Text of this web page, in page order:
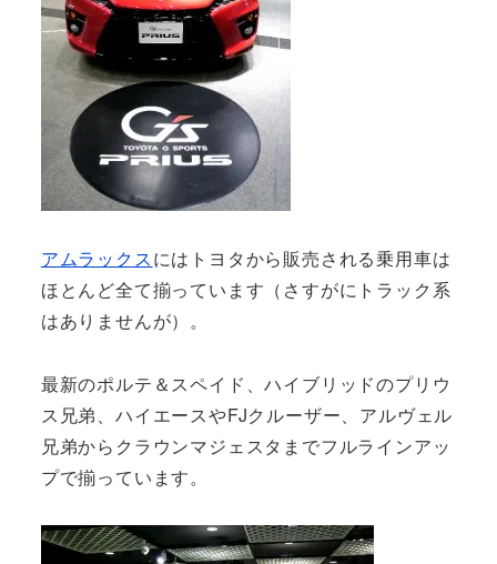
アムラックスにはトヨタから販売される乗用車は
ほとんど全て揃っています（さすがにトラック系
はありませんが）。
最新のポルテ＆スペイド、ハイブリッドのプリウ
ス兄弟、ハイエースやFJクルーザー、アルヴェル
兄弟からクラウンマジェスタまでフルラインアッ
プで揃っています。